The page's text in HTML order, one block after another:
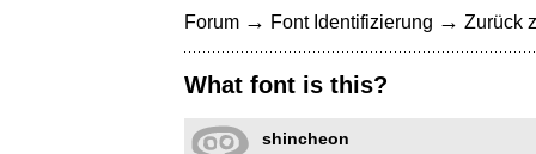
Forum → Font Identifizierung → Zurück
What font is this?
shincheon